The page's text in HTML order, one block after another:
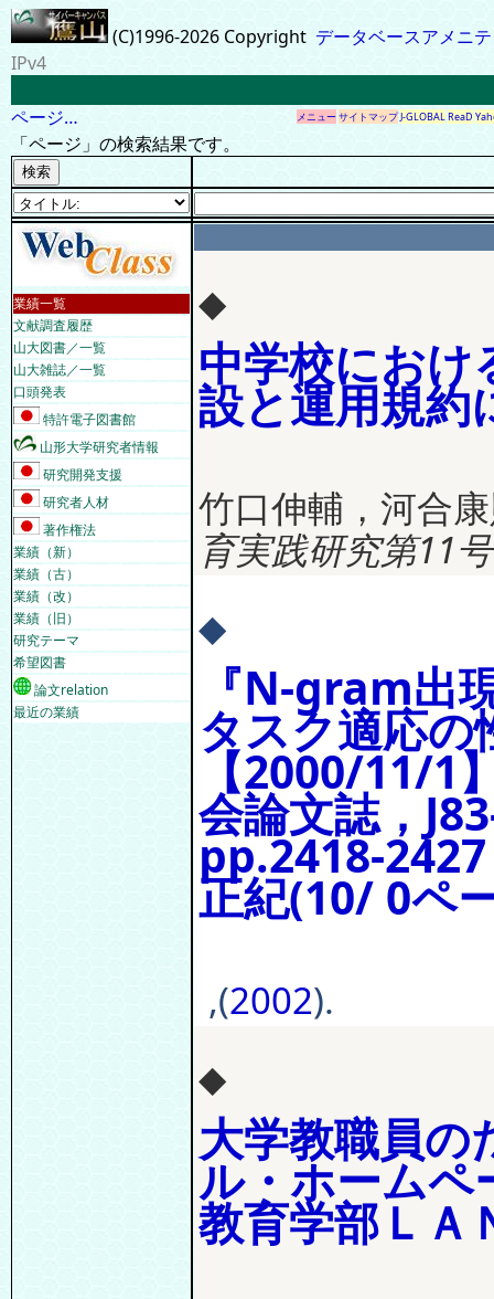
(C)1996-2026 Copyright データベースアメニ
IPv4
ページ… メニューサイトマップJ-GLOBALReaD
「ページ」の検索結果です。
業績一覧
文献調査履歴
山大図書／一覧
山大雑誌／一覧
口頭発表
特許電子図書館
山形大学研究者情報
研究開発支援
研究者人材
著作権法
業績（新）
業績（古）
業績（改）
業績（旧）
研究テーマ
希望図書
論文relation
最近の業績
◆
中学校におけ
設と運用規約
竹口伸輔，河合
育実践研究第11号
◆
『N-gram出
タスク適応の
【2000/11/1
会論文誌，
pp.2418-
正紀(10/ 0ペ
,(2002).
◆
大学教職員の
ル・ホームペ
教育学部ＬＡ